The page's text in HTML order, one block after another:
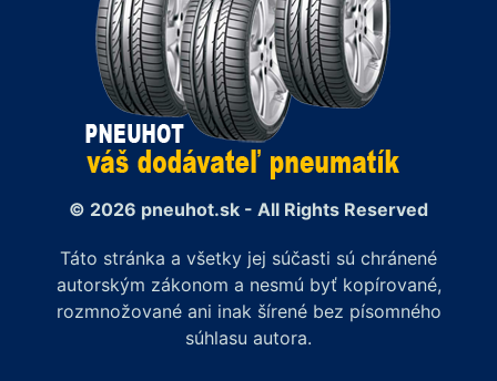
© 2026 pneuhot.sk - All Rights Reserved
Táto stránka a všetky jej súčasti sú chránené
autorským zákonom a nesmú byť kopírované,
rozmnožované ani inak šírené bez písomného
súhlasu autora.